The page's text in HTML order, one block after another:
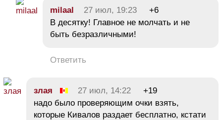
milaal 27 июл, 19:23
+6
В десятку! Главное не молчать и не
быть безразличными!
Ответить
злая 27 июл, 14:22
+19
надо было проверяющим очки взять,
которые Кивалов раздает бесплатно, кстати